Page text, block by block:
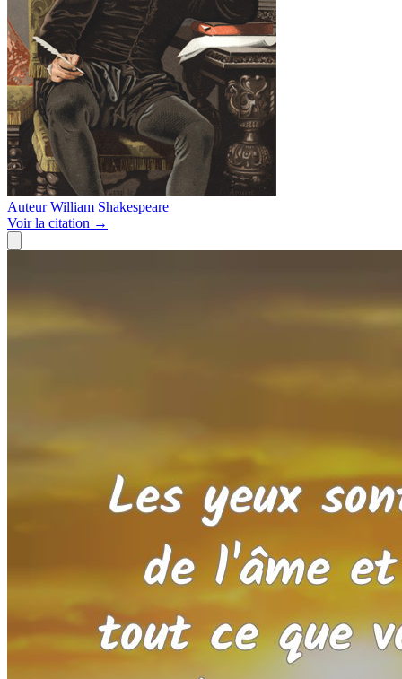
Auteur William Shakespeare
Voirla citation →